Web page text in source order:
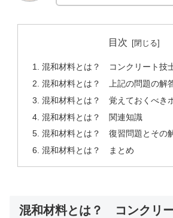
目次
混和材料とは？ コンクリート技
混和材料とは？ 上記の問題の解
混和材料とは？ 覚えておくべき
混和材料とは？ 関連知識
混和材料とは？ 復習問題とその
混和材料とは？ まとめ
混和材料とは？ コンクリ